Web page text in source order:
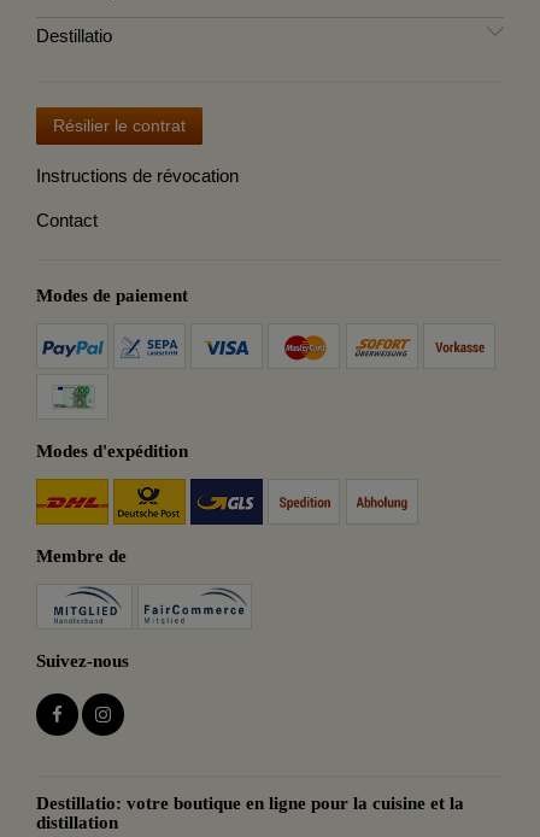
Destillatio
Résilier le contrat
Instructions de révocation
Contact
Modes de paiement
Modes d'expédition
Membre de
Suivez-nous
Destillatio: votre boutique en ligne pour la cuisine et la
distillation